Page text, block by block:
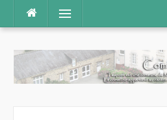
contenu
Menu